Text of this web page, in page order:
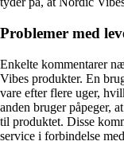
Problemer med
Enkelte kommentarer
Vibes produkter. En
vare efter flere uger,
anden bruger påpeger,
til produktet. Disse
service i forbindelse